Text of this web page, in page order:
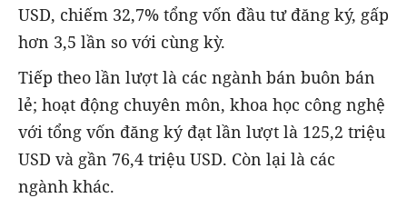
USD, chiếm 32,7% tổng vốn đầu tư đăng ký, gấp
hơn 3,5 lần so với cùng kỳ.
Tiếp theo lần lượt là các ngành bán buôn bán
lẻ; hoạt động chuyên môn, khoa học công nghệ
với tổng vốn đăng ký đạt lần lượt là 125,2 triệu
USD và gần 76,4 triệu USD. Còn lại là các
ngành khác.